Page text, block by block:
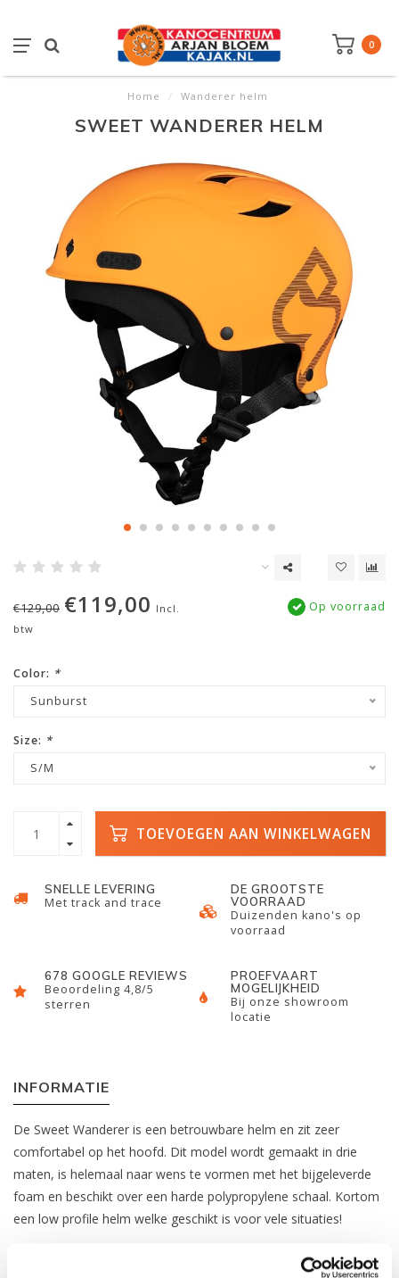
0
Home / Wanderer helm
SWEET WANDERER HELM
€129,00 €119,00 Incl.
btw
Op voorraad
Color: *
Sunburst
Size: *
S/M
TOEVOEGEN AAN WINKELWAGEN
SNELLE LEVERING
Met track and trace
DE GROOTSTE
VOORRAAD
Duizenden kano's op
voorraad
678 GOOGLE REVIEWS
Beoordeling 4,8/5
sterren
PROEFVAART
MOGELIJKHEID
Bij onze showroom
locatie
INFORMATIE
De Sweet Wanderer is een betrouwbare helm en zit zeer
comfortabel op het hoofd. Dit model wordt gemaakt in drie
maten, is helemaal naar wens te vormen met het bijgeleverde
foam en beschikt over een harde polypropylene schaal. Kortom
een low profile helm welke geschikt is voor vele situaties!